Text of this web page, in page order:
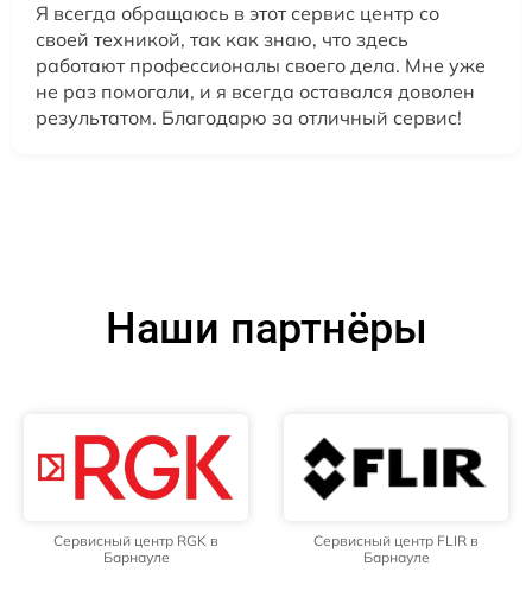
Я всегда обращаюсь в этот сервис центр со
своей техникой, так как знаю, что здесь
работают профессионалы своего дела. Мне уже
не раз помогали, и я всегда оставался доволен
результатом. Благодарю за отличный сервис!
Наши партнёры
Сервисный центр RGK в
Барнауле
Сервисный центр FLIR в
Барнауле